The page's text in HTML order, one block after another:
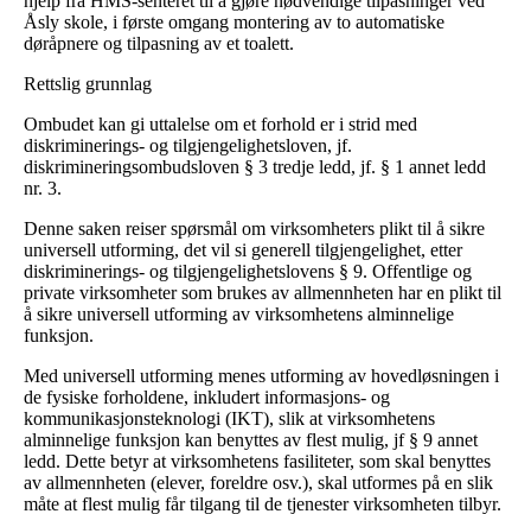
Åsly skole, i første omgang montering av to automatiske
døråpnere og tilpasning av et toalett.
Rettslig grunnlag
Ombudet kan gi uttalelse om et forhold er i strid med
diskriminerings- og tilgjengelighetsloven, jf.
diskrimineringsombudsloven § 3 tredje ledd, jf. § 1 annet ledd
nr. 3.
Denne saken reiser spørsmål om virksomheters plikt til å sikre
universell utforming, det vil si generell tilgjengelighet, etter
diskriminerings- og tilgjengelighetslovens § 9. Offentlige og
private virksomheter som brukes av allmennheten har en plikt til
å sikre universell utforming av virksomhetens alminnelige
funksjon.
Med universell utforming menes utforming av hovedløsningen i
de fysiske forholdene, inkludert informasjons- og
kommunikasjonsteknologi (IKT), slik at virksomhetens
alminnelige funksjon kan benyttes av flest mulig, jf § 9 annet
ledd. Dette betyr at virksomhetens fasiliteter, som skal benyttes
av allmennheten (elever, foreldre osv.), skal utformes på en slik
måte at flest mulig får tilgang til de tjenester virksomheten tilbyr.